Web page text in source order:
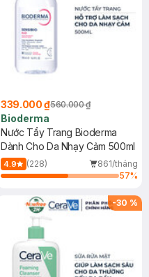
339.000 ₫560.000 ₫
Bioderma
Nước Tẩy Trang Bioderma
Dành Cho Da Nhạy Cảm 500ml
4.9 (228)
861/tháng
57%
-30 %